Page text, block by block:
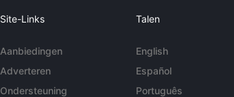
Site-Links
Aanbiedingen
Adverteren
Ondersteuning
Talen
English
Español
Português